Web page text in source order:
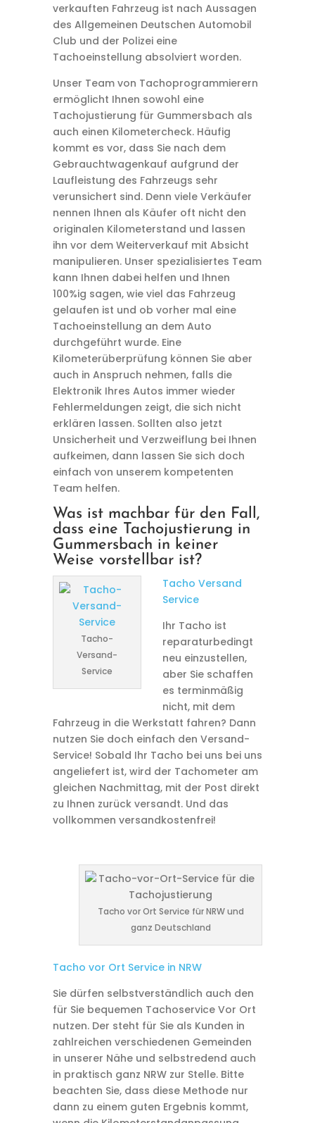
verkauften Fahrzeug ist nach Aussagen
des Allgemeinen Deutschen Automobil
Club und der Polizei eine
Tachoeinstellung absolviert worden.
Unser Team von Tachoprogrammierern
ermöglicht Ihnen sowohl eine
Tachojustierung für Gummersbach als
auch einen Kilometercheck. Häufig
kommt es vor, dass Sie nach dem
Gebrauchtwagenkauf aufgrund der
Laufleistung des Fahrzeugs sehr
verunsichert sind. Denn viele Verkäufer
nennen Ihnen als Käufer oft nicht den
originalen Kilometerstand und lassen
ihn vor dem Weiterverkauf mit Absicht
manipulieren. Unser spezialisiertes Team
kann Ihnen dabei helfen und Ihnen
100%ig sagen, wie viel das Fahrzeug
gelaufen ist und ob vorher mal eine
Tachoeinstellung an dem Auto
durchgeführt wurde. Eine
Kilometerüberprüfung können Sie aber
auch in Anspruch nehmen, falls die
Elektronik Ihres Autos immer wieder
Fehlermeldungen zeigt, die sich nicht
erklären lassen. Sollten also jetzt
Unsicherheit und Verzweiflung bei Ihnen
aufkeimen, dann lassen Sie sich doch
einfach von unserem kompetenten
Team helfen.
Was ist machbar für den Fall,
dass eine Tachojustierung in
Gummersbach in keiner
Weise vorstellbar ist?
Tacho-
Versand-
Service
Tacho Versand
Service
Ihr Tacho ist
reparaturbedingt
neu einzustellen,
aber Sie schaffen
es terminmäßig
nicht, mit dem
Fahrzeug in die Werkstatt fahren? Dann
nutzen Sie doch einfach den Versand-
Service! Sobald Ihr Tacho bei uns bei uns
angeliefert ist, wird der Tachometer am
gleichen Nachmittag, mit der Post direkt
zu Ihnen zurück versandt. Und das
vollkommen versandkostenfrei!
Tacho vor Ort Service für NRW und
ganz Deutschland
Tacho vor Ort Service in NRW
Sie dürfen selbstverständlich auch den
für Sie bequemen Tachoservice Vor Ort
nutzen. Der steht für Sie als Kunden in
zahlreichen verschiedenen Gemeinden
in unserer Nähe und selbstredend auch
in praktisch ganz NRW zur Stelle. Bitte
beachten Sie, dass diese Methode nur
dann zu einem guten Ergebnis kommt,